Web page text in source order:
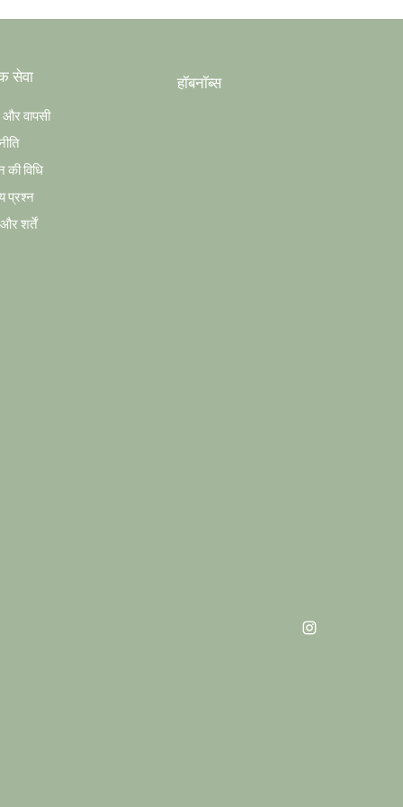
सेवा
और वापसी
की विधि
प्रश्न
शर्तें
हॉबनॉब्स